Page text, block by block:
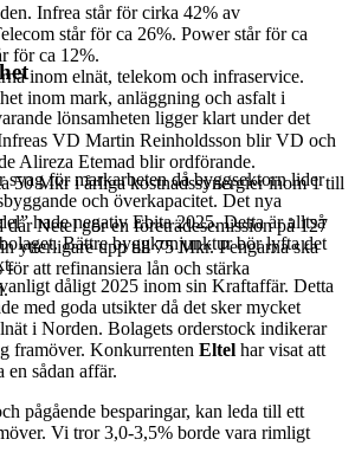
Infrea står för cirka 42% av
står för ca 26%. Power står för ca
för ca 12%.
inom elnät, telekom och infraservice.
inom mark, anläggning och asfalt i
VD Martin Reinholdsson blir VD och
Alireza Etemad blir ordförande.
50 Mkr i årliga kostnadssynergier inom 1 till
där Netel gör en företrädesemission på 127
ytterligare upp till 75 Mkr. Pengarna ska
för att refinansiera lån och stärka
lönsamheten ligger klart under det
svag för markarbeten då byggsektorn lider
och överkapacitet. Det nya
hade negativ Ebita 2025. Detta är alltså
Bättre byggkonjunktur bör lyfta det
dåligt 2025 inom sin Kraftaffär. Detta
med goda utsikter då det sker mycket
i Norden. Bolagets orderstock indikerar
framöver. Konkurrenten Eltel har visat att
en sådan affär.
pågående besparingar, kan leda till ett
Vi tror 3,0-3,5% borde vara rimligt